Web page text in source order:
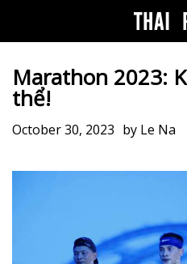
Marathon 2023:
thể!
October 30, 2023 by Le Na